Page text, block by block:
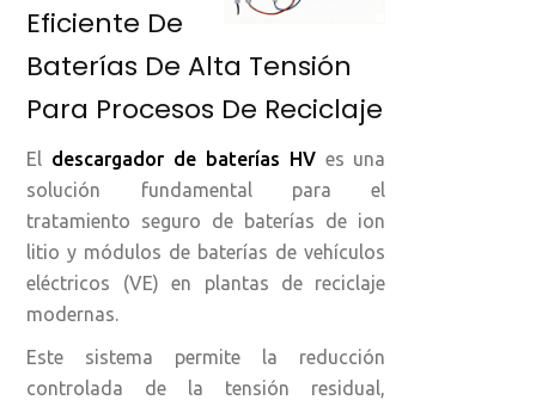
Eficiente De
Baterías De Alta Tensión
Para Procesos De Reciclaje
El descargador de baterías HVes una
solución fundamental para el
tratamiento seguro de baterías de ion
litio y módulos de baterías de vehículos
eléctricos (VE) en plantas de reciclaje
modernas.
Este sistema permite la reducción
controlada de la tensión residual,